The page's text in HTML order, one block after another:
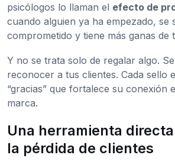
psicólogos lo llaman el efecto de
cuando alguien ya ha empezado, se
comprometido y tiene más ganas de
Y no se trata solo de regalar algo.
reconocer a tus clientes. Cada sello
“gracias” que fortalece su conexión
marca.
Una herramienta
la pérdida de clientes